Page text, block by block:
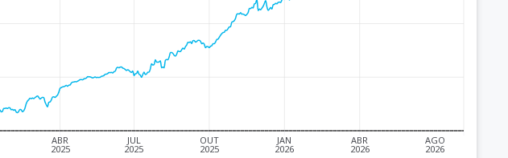
ABR
2025
JUL
2025
OUT
2025
JAN
2026
ABR
2026
AGO
2026